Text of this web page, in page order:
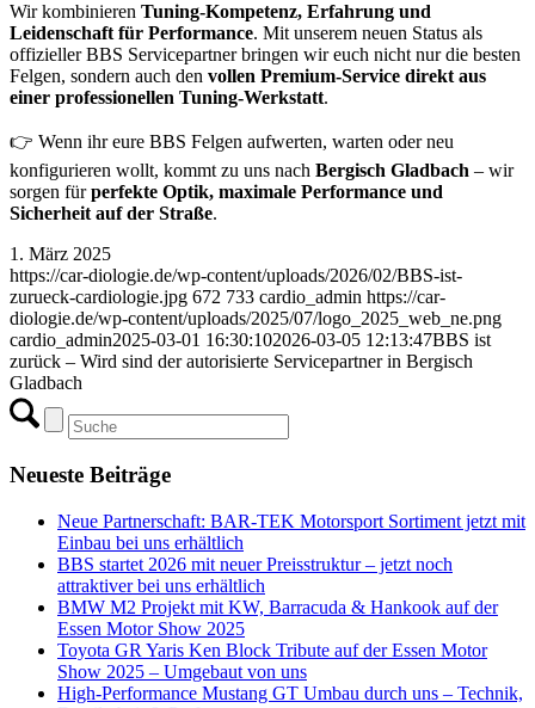
Wir kombinieren Tuning-Kompetenz, Erfahrung und
Leidenschaft für Performance. Mit unserem neuen Status als
offizieller BBS Servicepartner bringen wir euch nicht nur die besten
Felgen, sondern auch den vollen Premium-Service direkt aus
einer professionellen Tuning-Werkstatt.
👉 Wenn ihr eure BBS Felgen aufwerten, warten oder neu
konfigurieren wollt, kommt zu uns nach Bergisch Gladbach – wir
sorgen fürperfekte Optik, maximale Performance und
Sicherheit auf der Straße.
1. März 2025
https://car-diologie.de/wp-content/uploads/2026/02/BBS-ist-
zurueck-cardiologie.jpg 672 733 cardio_admin https://car-
diologie.de/wp-content/uploads/2025/07/logo_2025_web_ne.png
cardio_admin2025-03-01 16:30:102026-03-05 12:13:47BBS ist
zurück – Wird sind der autorisierte Servicepartner in Bergisch
Gladbach
Neueste Beiträge
Neue Partnerschaft: BAR-TEK Motorsport Sortiment jetzt mit
Einbau bei uns erhältlich
BBS startet 2026 mit neuer Preisstruktur – jetzt noch
attraktiver bei uns erhältlich
BMW M2 Projekt mit KW, Barracuda & Hankook auf der
Essen Motor Show 2025
Toyota GR Yaris Ken Block Tribute auf der Essen Motor
Show 2025 – Umgebaut von uns
High-Performance Mustang GT Umbau durch uns – Technik,